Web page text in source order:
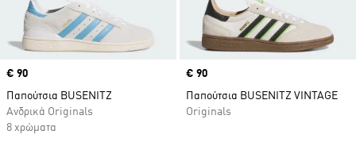
Price
€ 90
Παπούτσια BUSENITZ
Ανδρικά Originals
8 χρώματα
Price
€ 90
Παπούτσια BUSENITZ VINTAGE
Originals